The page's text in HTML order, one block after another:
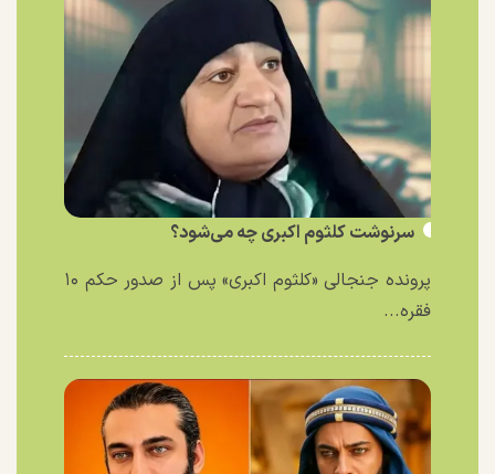
سرنوشت کلثوم اکبری چه می‌شود؟
پرونده جنجالی «کلثوم اکبری» پس از صدور حکم ۱۰
فقره...